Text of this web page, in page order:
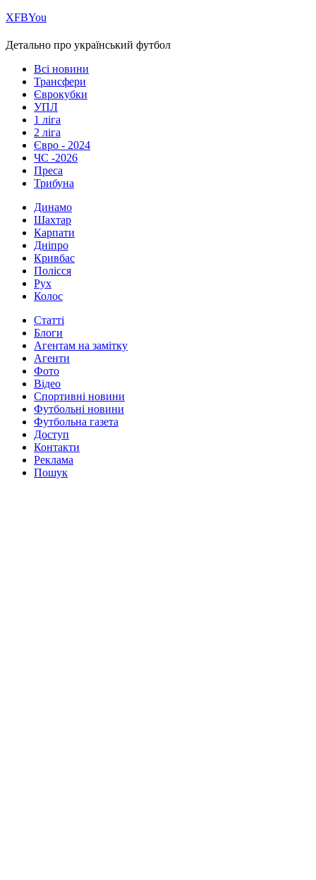
ХFBYou
Детально про український футбол
Всі новини
Трансфери
Єврокубки
УПЛ
1 ліга
2 ліга
Євро - 2024
ЧС -2026
Преса
Трибуна
Динамо
Шахтар
Карпати
Дніпро
Кривбас
Полісся
Рух
Колос
Статті
Блоги
Агентам на замітку
Агенти
Фото
Відео
Спортивні новини
Футбольні новини
Футбольна газета
Доступ
Контакти
Реклама
Пошук